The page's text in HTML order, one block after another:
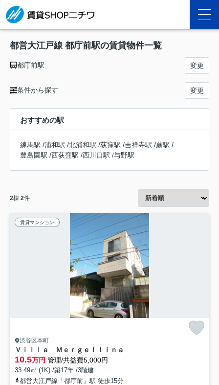
都営大江戸線 都庁前駅の賃貸物件一覧
都庁前駅 変更
条件から探す 変更
おすすめの駅
練馬駅 /浦和駅 /北浦和駅 /荻窪駅 /吉祥寺駅 /蕨駅 /
豊島園駅 /西荻窪駅 /西川口駅 /与野駅
2棟 2件
賃貸マンション
渋谷区本町
Ｖｉｌｌａ Ｍｅｒｇｅｌｌｉｎａ
10.5万円 管理/共益費5,000円
33.49㎡ (1K) /築17年 /3階建
都営大江戸線「都庁前」駅 徒歩15分